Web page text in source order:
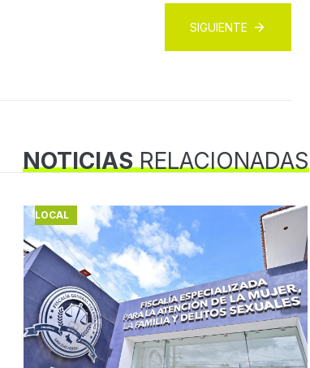
SIGUIENTE
NOTICIASRELACIONADAS
LOCAL